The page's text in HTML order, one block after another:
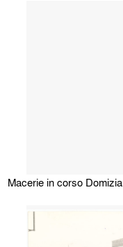
Macerie in corso Domizia